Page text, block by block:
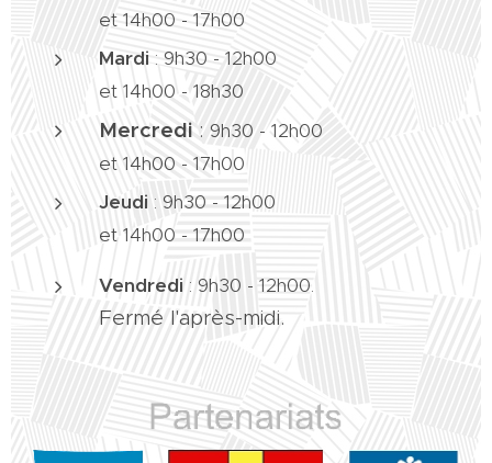
et 14h00 - 17h00
Mardi : 9h30 - 12h00
et 14h00 - 18h30
Mercredi : 9h30 - 12h00
et 14h00 - 17h00
Jeudi : 9h30 - 12h00
et 14h00 - 17h00
Vendredi : 9h30 - 12h00.
Fermé l'après-midi.